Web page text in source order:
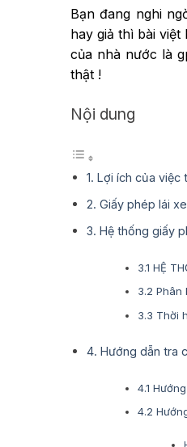
Bạn đang nghi
hay giả thì bài
của nhà nước là
thật !
Nội dung
1. Lợi ích của việc
2. Giấy phép lái
3. Hệ thống giấy
3.1 HỆ
3.2 Phân
3.3 Thời
4. Hướng dẫn tra
4.1
4.2